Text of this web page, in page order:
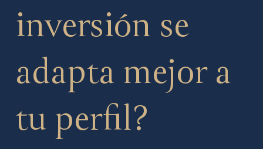
inversión se
adapta mejor a
tu perfil?